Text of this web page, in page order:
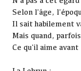
Selon l'âge,
Il sait habilement
Mais quand,
Ce qu'il aime